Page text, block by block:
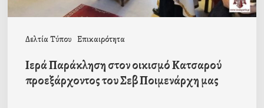
Δελτία Τύπου Επικαιρότητα
Ιερά Παράκληση στον οικισμό Κατσαρού
προεξάρχοντος του Σεβ Ποιμενάρχη μας